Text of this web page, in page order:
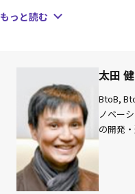
自動テスト・システム自体の
http://www.jp.square-
http://www.jp.square-
"FINAL FANTASY VII
https://www.jasst.jp/
複数タイトルをマルチ・テナ
https://drive.google.com/file/
もっと読む
太田
BtoB,
ノベー
の開発・